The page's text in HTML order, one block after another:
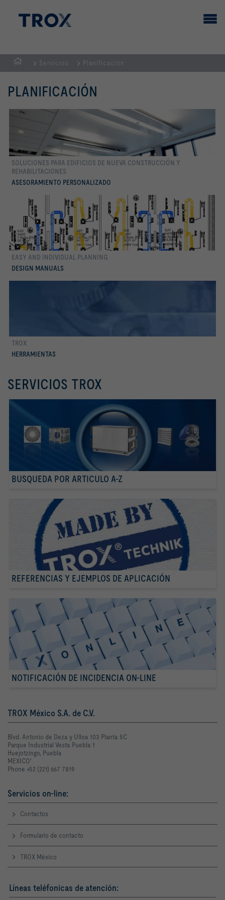
PÁGINA
PRINCIPAL
Servicios Planificación
PLANIFICACIÓN
SOLUCIONES PARA EDIFICIOS DE NUEVA CONSTRUCCIÓN Y
REHABILITACIONES
ASESORAMIENTO PERSONALIZADO
Conocer más
EASY AND INDIVIDUAL PLANNING
DESIGN MANUALS
Conocer más
TROX
HERRAMIENTAS
SERVICIOS TROX
BUSQUEDA POR ARTICULO A-Z
REFERENCIAS Y EJEMPLOS DE APLICACIÓN
NOTIFICACIÓN DE INCIDENCIA ON-LINE
TROX México S.A. de C.V.
Blvd. Antonio de Deza y Ulloa 103 Planta 5C
Parque Industrial Vesta Puebla 1
Huejotzingo, Puebla
MEXICO'
Phone +52 (221) 667 7819
Servicios on-line:
Contactos
Formulario de contacto
TROX México
Líneas teléfonicas de atención: